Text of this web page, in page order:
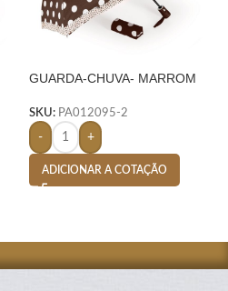
GUARDA-CHUVA- MARROM
SKU: PA012095-2
- +
ADICIONAR A COTAÇÃO